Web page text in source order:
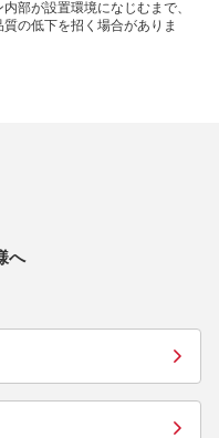
部が設置環境になじむまで、
の低下を招く場合がありま
へ